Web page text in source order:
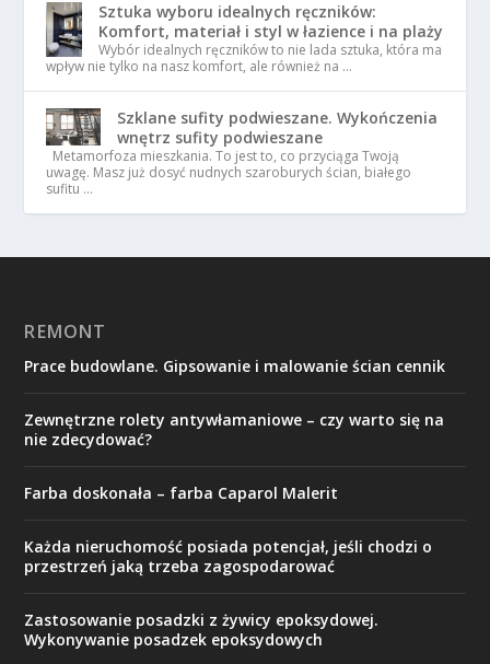
Sztuka wyboru idealnych ręczników:
Komfort, materiał i styl w łazience i na plaży
Wybór idealnych ręczników to nie lada sztuka, która ma
wpływ nie tylko na nasz komfort, ale również na …
Szklane sufity podwieszane. Wykończenia
wnętrz sufity podwieszane
Metamorfoza mieszkania. To jest to, co przyciąga Twoją
uwagę. Masz już dosyć nudnych szaroburych ścian, białego
sufitu …
REMONT
Prace budowlane. Gipsowanie i malowanie ścian cennik
Zewnętrzne rolety antywłamaniowe – czy warto się na
nie zdecydować?
Farba doskonała – farba Caparol Malerit
Każda nieruchomość posiada potencjał, jeśli chodzi o
przestrzeń jaką trzeba zagospodarować
Zastosowanie posadzki z żywicy epoksydowej.
Wykonywanie posadzek epoksydowych